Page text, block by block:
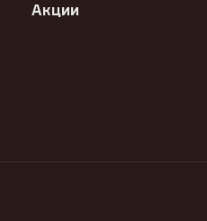
Акции